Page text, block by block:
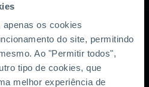
os cookies
do site, permitindo
Ao "Permitir todos",
tipo de cookies, que
melhor experiência de